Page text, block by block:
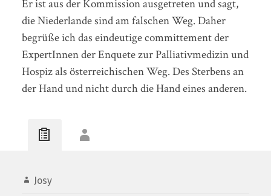
Er ist aus der Kommission ausgetreten und sagt,
die Niederlande sind am falschen Weg. Daher
begrüße ich das eindeutige committement der
ExpertInnen der Enquete zur Palliativmedizin und
Hospiz als österreichischen Weg. Des Sterbens an
der Hand und nicht durch die Hand eines anderen.
Josy